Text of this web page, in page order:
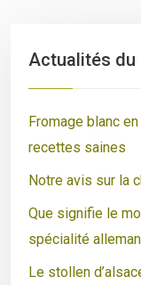
Actualités du
Fromage blanc
recettes saines
Notre avis sur la
Que signifie le
spécialité
Le stollen